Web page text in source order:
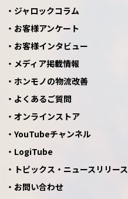
ジャロックコラム
お客様アンケート
お客様インタビュー
メディア掲載情報
ホンモノの物流改善
よくあるご質問
オンラインストア
YouTubeチャンネル
LogiTube
トピックス・ニュースリリース
お問い合わせ